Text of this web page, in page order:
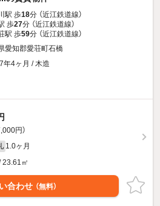
駅 歩18分 （近江鉄道線）
歩27分 （近江鉄道線）
駅 歩59分 （近江鉄道線）
愛知郡愛荘町石橋
年4ヶ月 / 木造
円）
1.0ヶ月
23.61㎡
合わせ （無料）